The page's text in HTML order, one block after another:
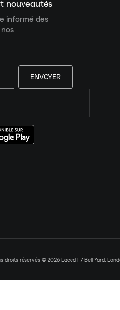
nouveautés
informé des
ENVOYER
droits réservés © 2026 Laced | 7 Bell Yard,